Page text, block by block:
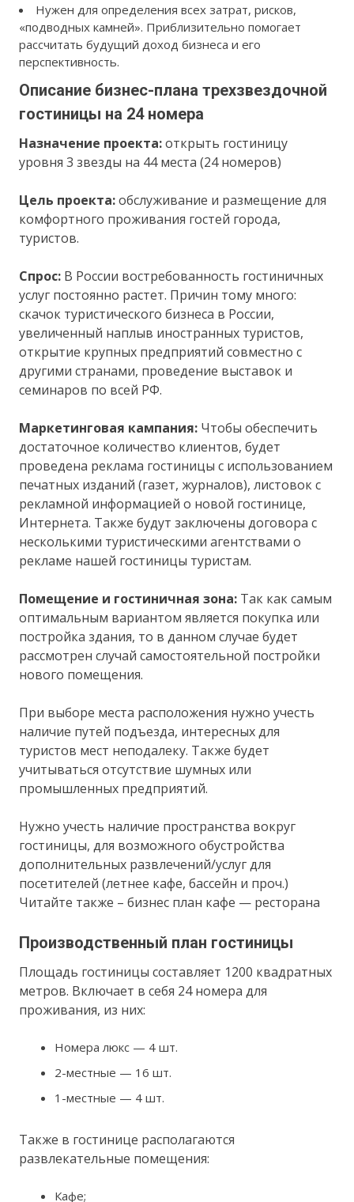
Нужен для определения всех затрат, рисков,
«подводных камней». Приблизительно помогает
рассчитать будущий доход бизнеса и его
перспективность.
Описание бизнес-плана трехзвездочной
гостиницы на 24 номера
Назначение проекта:открыть гостиницу
уровня 3 звезды на 44 места (24 номеров)
Цель проекта:обслуживание и размещение для
комфортного проживания гостей города,
туристов.
Спрос: В России востребованность гостиничных
услуг постоянно растет. Причин тому много:
скачок туристического бизнеса в России,
увеличенный наплыв иностранных туристов,
открытие крупных предприятий совместно с
другими странами, проведение выставок и
семинаров по всей РФ.
Маркетинговая кампания: Чтобы обеспечить
достаточное количество клиентов, будет
проведена реклама гостиницы с использованием
печатных изданий (газет, журналов), листовок с
рекламной информацией о новой гостинице,
Интернета. Также будут заключены договора с
несколькими туристическими агентствами о
рекламе нашей гостиницы туристам.
Помещение и гостиничная зона: Так как самым
оптимальным вариантом является покупка или
постройка здания, то в данном случае будет
рассмотрен случай самостоятельной постройки
нового помещения.
При выборе места расположения нужно учесть
наличие путей подъезда, интересных для
туристов мест неподалеку. Также будет
учитываться отсутствие шумных или
промышленных предприятий.
Нужно учесть наличие пространства вокруг
гостиницы, для возможного обустройства
дополнительных развлечений/услуг для
посетителей (летнее кафе, бассейн и проч.)
Читайте также – бизнес план кафе — ресторана
Производственный план гостиницы
Площадь гостиницы составляет 1200 квадратных
метров. Включает в себя 24 номера для
проживания, из них:
Номера люкс — 4 шт.
2-местные — 16 шт.
1-местные — 4 шт.
Также в гостинице располагаются
развлекательные помещения:
Кафе;